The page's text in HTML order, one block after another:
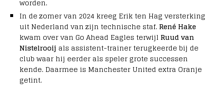
worden.
In de zomer van 2024 kreeg Erik ten Hag versterking
uit Nederland van zijn technische staf.René Hake
kwam over van Go Ahead Eagles terwijl Ruud van
Nistelrooij als assistent-trainer terugkeerde bij de
club waar hij eerder als speler grote successen
kende. Daarmee is Manchester United extra Oranje
getint.